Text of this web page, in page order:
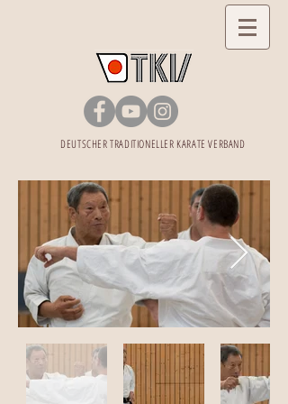
DEUTSCHER TRADITIONELLER KARATE VERBAND